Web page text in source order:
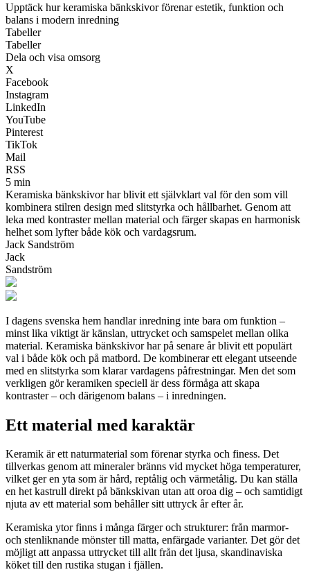
Upptäck hur keramiska bänkskivor förenar estetik, funktion och
balans i modern inredning
Tabeller
Tabeller
Dela och visa omsorg
X
Facebook
Instagram
LinkedIn
YouTube
Pinterest
TikTok
Mail
RSS
5 min
Keramiska bänkskivor har blivit ett självklart val för den som vill
kombinera stilren design med slitstyrka och hållbarhet. Genom att
leka med kontraster mellan material och färger skapas en harmonisk
helhet som lyfter både kök och vardagsrum.
Jack Sandström
Jack
Sandström
I dagens svenska hem handlar inredning inte bara om funktion –
minst lika viktigt är känslan, uttrycket och samspelet mellan olika
material. Keramiska bänkskivor har på senare år blivit ett populärt
val i både kök och på matbord. De kombinerar ett elegant utseende
med en slitstyrka som klarar vardagens påfrestningar. Men det som
verkligen gör keramiken speciell är dess förmåga att skapa
kontraster – och därigenom balans – i inredningen.
Ett material med karaktär
Keramik är ett naturmaterial som förenar styrka och finess. Det
tillverkas genom att mineraler bränns vid mycket höga temperaturer,
vilket ger en yta som är hård, reptålig och värmetålig. Du kan ställa
en het kastrull direkt på bänkskivan utan att oroa dig – och samtidigt
njuta av ett material som behåller sitt uttryck år efter år.
Keramiska ytor finns i många färger och strukturer: från marmor-
och stenliknande mönster till matta, enfärgade varianter. Det gör det
möjligt att anpassa uttrycket till allt från det ljusa, skandinaviska
köket till den rustika stugan i fjällen.